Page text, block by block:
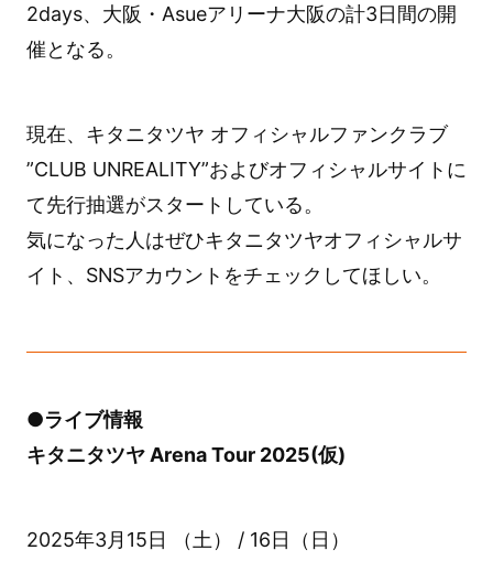
2days、大阪・Asueアリーナ大阪の計3日間の開
催となる。
現在、キタニタツヤ オフィシャルファンクラブ
”CLUB UNREALITY”およびオフィシャルサイトに
て先行抽選がスタートしている。
気になった人はぜひキタニタツヤオフィシャルサ
イト、SNSアカウントをチェックしてほしい。
●ライブ情報
キタニタツヤ Arena Tour 2025(仮)
2025年3月15日 （土） / 16日（日）